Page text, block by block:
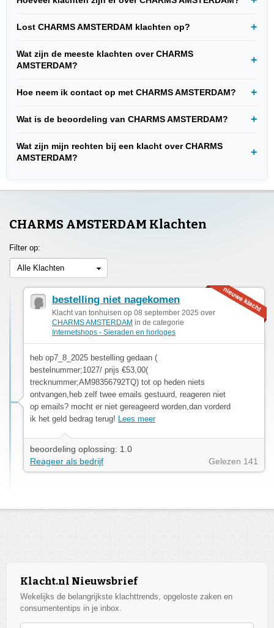
Lost CHARMS AMSTERDAM klachten op?
Wat zijn de meeste klachten over CHARMS
AMSTERDAM?
Hoe neem ik contact op met CHARMS AMSTERDAM?
Wat is de beoordeling van CHARMS AMSTERDAM?
Wat zijn mijn rechten bij een klacht over CHARMS
AMSTERDAM?
CHARMS AMSTERDAM Klachten
Filter op:
Alle Klachten
bestelling niet nagekomen
Klacht van tonhuisen op 08 september 2025 over
CHARMS AMSTERDAM in de categorie
Internetshops - Sieraden en horloges
heb op7_8_2025 bestelling gedaan (
bestelnummer;1027/ prijs €53,00(
trecknummer;AM98356792TQ) tot op heden niets
ontvangen,heb zelf twee emails gestuurd, reageren niet
op emails? mocht er niet gereageerd worden,dan vorderd
ik het geld bedrag terug! Lees meer
beoordeling oplossing: 1.0
Reageer als bedrijf
Gelezen 141
Klacht.nl Nieuwsbrief
Wekelijks de belangrijkste klachttrends, opgeloste zaken en
consumententips in je inbox.